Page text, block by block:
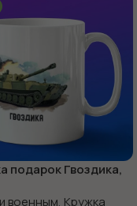
подарок Гвоздика,
военным, Кружка